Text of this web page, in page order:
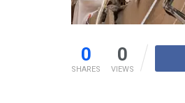
0
SHARES
0
VIEWS